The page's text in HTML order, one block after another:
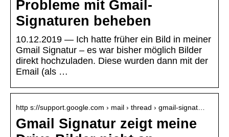
Probleme mit Gmail-
Signaturen beheben
10.12.2019 — Ich hatte früher ein Bild in meiner
Gmail Signatur – es war bisher möglich Bilder
direkt hochzuladen. Diese wurden dann mit der
Email (als …
http s://support.google.com › mail › thread › gmail-signat…
Gmail Signatur zeigt meine